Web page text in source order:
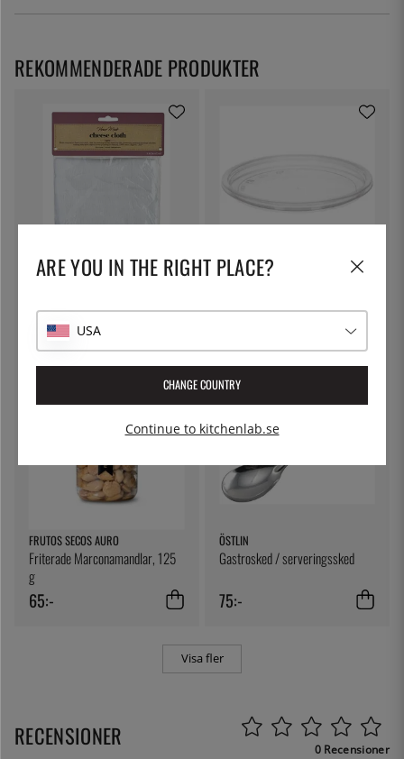
KITCHEN CRAFT
79:-
THE KITCHEN LAB
FRUTOS SECOS AURO
Friterade Marconamandlar, 125
g
65:-
ÖSTLIN
Gastrosked / serveringssked
75:-
Visa fler
REKOMMENDERADE PRODUKTER
RECENSIONER 0 Recensioner
ARE YOU IN THE RIGHT PLACE?
USA
CHANGE COUNTRY
Continue to kitchenlab.se